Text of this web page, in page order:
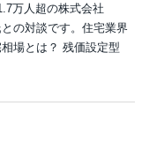
万人超の株式会社
の対談です。住宅業界
場とは？ 残価設定型